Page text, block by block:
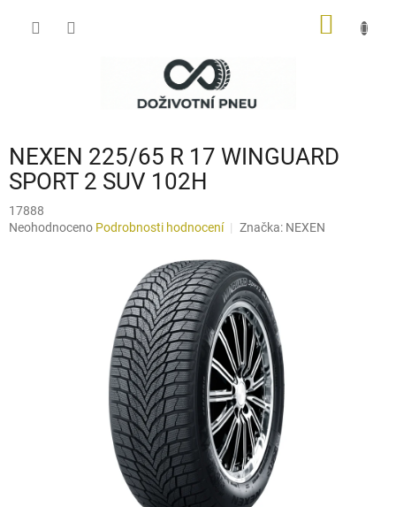
NEXEN 225/65 R 17 WINGUARD
SPORT 2 SUV 102H
17888
Průměrné
Neohodnoceno Podrobnosti hodnocení Značka: NEXEN